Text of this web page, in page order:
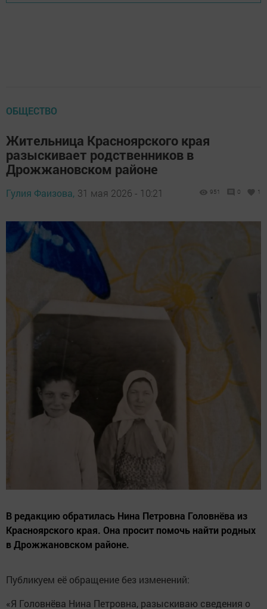
ОБЩЕСТВО
Жительница Красноярского края
разыскивает родственников в
Дрожжановском районе
Гулия Фаизова, 31 мая 2026 - 10:21 951 0 1
В редакцию обратилась Нина Петровна Головнёва из
Красноярского края. Она просит помочь найти родных
в Дрожжановском районе.
Публикуем её обращение без изменений:
«Я Головнёва Нина Петровна, разыскиваю сведения о